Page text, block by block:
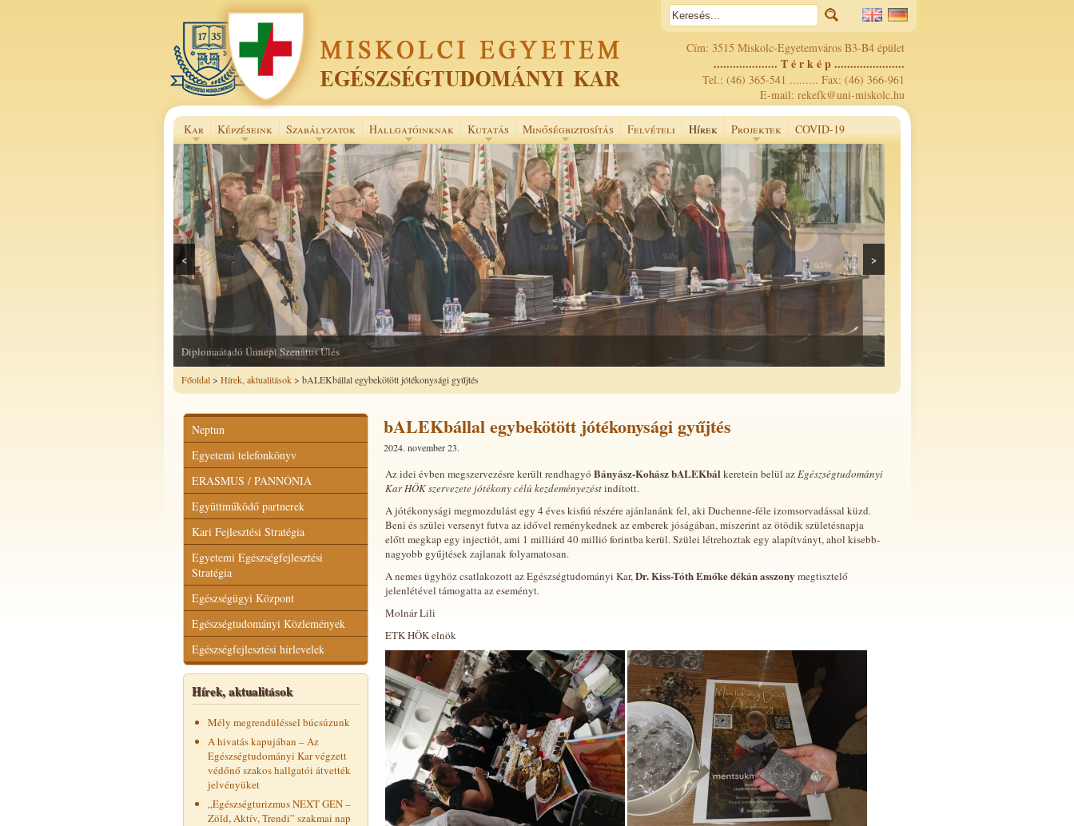
Cím: 3515 Miskolc-Egyetemváros B3-B4 épület
.................... T é r k é p ......................
Tel.: (46) 365-541 ......... Fax: (46) 366-961
E-mail: rekefk@uni-miskolc.hu
Kar Képzéseink Szabályzatok Hallgatóinknak Kutatás Minőségbiztosítás Felvételi Hírek Projektek COVID-19
Selye János Szakkollégium
< >
Főoldal> Hírek, aktualitások> bALEKbállal egybekötött jótékonysági gyűjtés
Neptun
Egyetemi telefonkönyv
ERASMUS / PANNÓNIA
Együttműködő partnerek
Kari Fejlesztési Stratégia
Egyetemi Egészségfejlesztési
Stratégia
Egészségügyi Központ
Egészségtudományi Közlemények
Egészségfejlesztési hírlevelek
Hírek, aktualitások
Mély megrendüléssel búcsúzunk
A hivatás kapujában – Az
Egészségtudományi Kar végzett
védőnő szakos hallgatói átvették
jelvényüket
„Egészségturizmus NEXT GEN –
Zöld, Aktív, Trendi” szakmai nap
bALEKbállal egybekötött jótékonysági gyűjtés
2024. november 23.
Az idei évben megszervezésre került rendhagyó Bányász-Kohász bALEKbál keretein belül azEgészségtudományi
Kar HÖK szervezete jótékony célú kezdeményezéstindított.
A jótékonysági megmozdulást egy 4 éves kisfiú részére ajánlanánk fel, aki Duchenne-féle izomsorvadással küzd.
Beni és szülei versenyt futva az idővel reménykednek az emberek jóságában, miszerint az ötödik születésnapja
előtt megkap egy injectiót, ami 1 milliárd 40 millió forintba kerül. Szülei létrehoztak egy alapítványt, ahol kisebb-
nagyobb gyűjtések zajlanak folyamatosan.
A nemes ügyhöz csatlakozott az Egészségtudományi Kar,Dr. Kiss-Tóth Emőke dékán asszony megtisztelő
jelenlétével támogatta az eseményt.
Molnár Lili
ETK HÖK elnök